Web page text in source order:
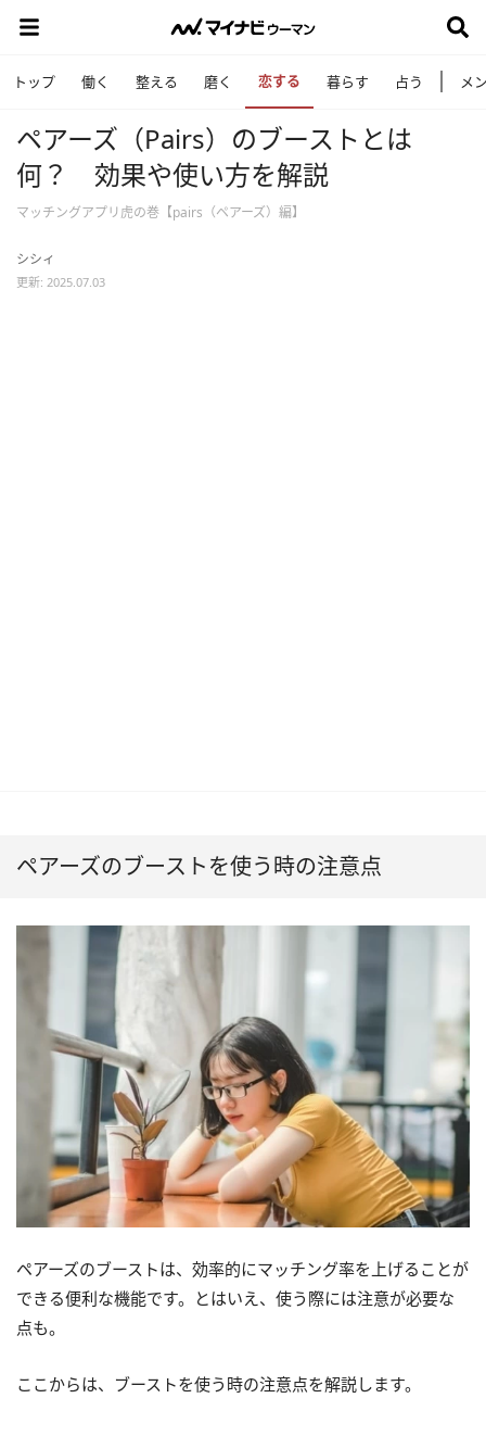
トップ 働く 整える 磨く 恋する 暮らす 占う メ
ペアーズ（Pairs）のブーストとは
何？ 効果や使い方を解説
マッチングアプリ虎の巻【pairs（ペアーズ）編】
シシィ
更新: 2025.07.03
ペアーズのブーストを使う時の注意点
ペアーズのブーストは、効率的にマッチング率を上げることが
できる便利な機能です。とはいえ、使う際には注意が必要な
点も。
ここからは、ブーストを使う時の注意点を解説します。